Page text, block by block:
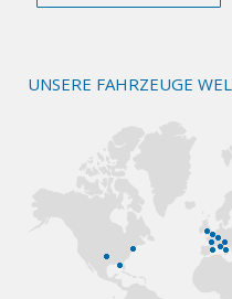
UNSERE FAHRZEUGE